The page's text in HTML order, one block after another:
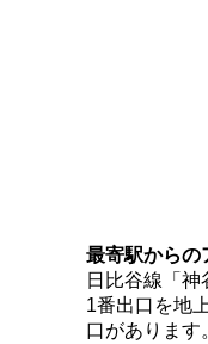
最寄駅からの
日比谷線「神
1番出口を地
口があります